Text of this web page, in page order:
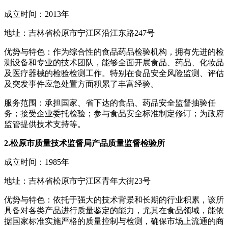
成立时间：2013年
地址：吉林省松原市宁江区沿江东路247号
优势与特色：作为综合性的食品药品检验机构，拥有先进的检
测设备和专业的技术团队，能够全面开展食品、药品、化妆品
及医疗器械的检验检测工作。特别在食品安全风险监测、评估
及突发事件应急处置方面积累了丰富经验。
服务范围：承担国家、省下达的食品、药品安全监督抽验任
务；接受企业委托检验；参与食品安全标准制定修订；为政府
监管提供技术支持等。
2.松原市质量技术监督局产品质量监督检验所
成立时间：1985年
地址：吉林省松原市宁江区青年大街23号
优势与特色：依托于强大的技术背景和长期的行业积累，该所
具备对各类产品进行质量鉴定的能力，尤其在食品领域，能依
据国家标准实施严格的质量控制与检测，确保市场上流通的商